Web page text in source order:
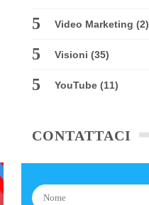
Video Marketing (2)
Visioni (35)
YouTube (11)
CONTATTACI